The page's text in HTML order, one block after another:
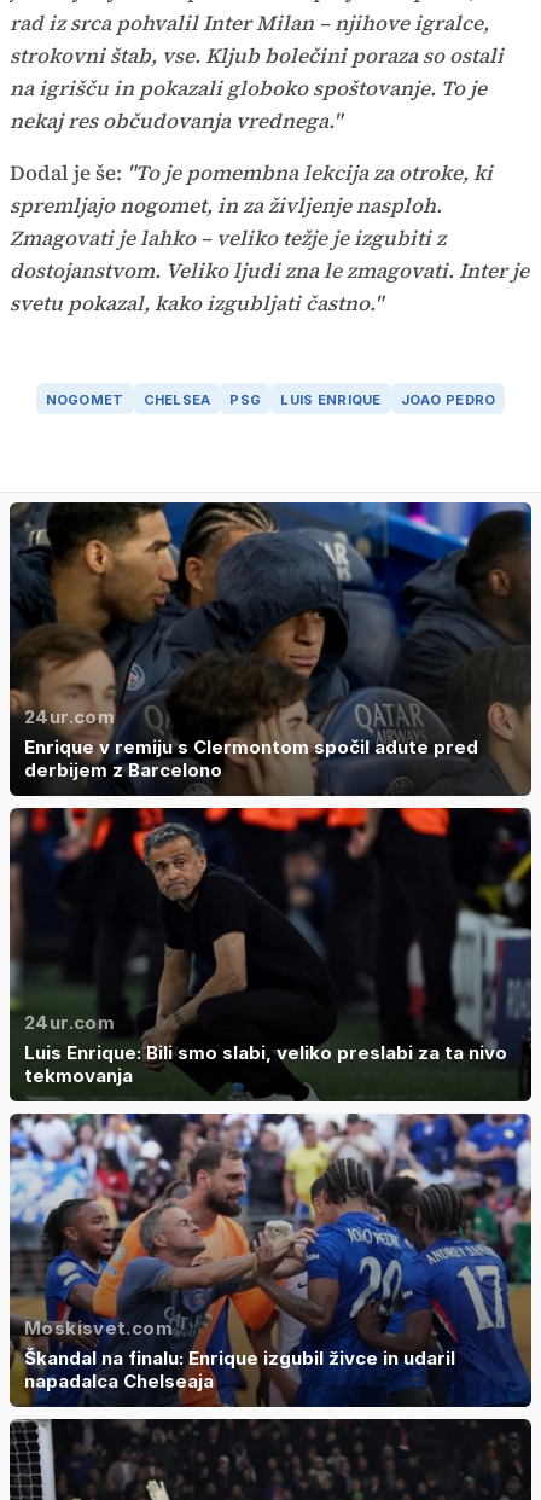
rad iz srca pohvalil Inter Milan – njihove igralce,
strokovni štab, vse. Kljub bolečini poraza so ostali
na igrišču in pokazali globoko spoštovanje. To je
nekaj res občudovanja vrednega."
Dodal je še: "To je pomembna lekcija za otroke, ki
spremljajo nogomet, in za življenje nasploh.
Zmagovati je lahko – veliko težje je izgubiti z
dostojanstvom. Veliko ljudi zna le zmagovati. Inter je
svetu pokazal, kako izgubljati častno."
NOGOMET CHELSEA PSG LUIS ENRIQUE JOAO PEDRO
24ur.com
Enrique v remiju s Clermontom spočil adute pred
derbijem z Barcelono
24ur.com
Luis Enrique: Bili smo slabi, veliko preslabi za ta nivo
tekmovanja
Moskisvet.com
Škandal na finalu: Enrique izgubil živce in udaril
napadalca Chelseaja